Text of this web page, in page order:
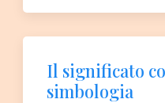
Il significato
simbologia